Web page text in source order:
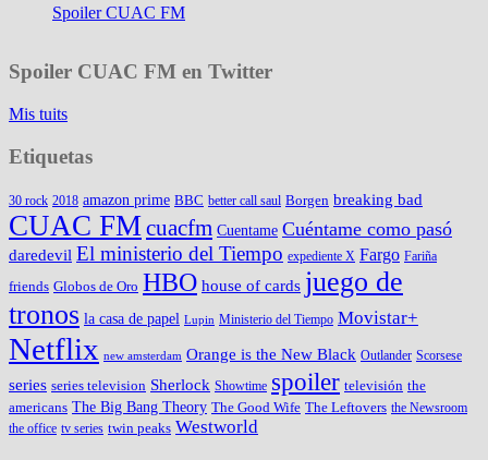
Spoiler CUAC FM
Spoiler CUAC FM en Twitter
Mis tuits
Etiquetas
30 rock 2018 amazon prime BBC better call saul Borgen breaking bad
CUAC FMcuacfm Cuentame Cuéntame como pasó
daredevil El ministerio del Tiempo expediente X Fargo Fariña
friends Globos de Oro HBO house of cards juego de
tronos la casa de papel Lupin Ministerio del Tiempo Movistar+
Netflix new amsterdam Orange is the New Black Outlander Scorsese
series series television Sherlock Showtime spoiler televisión the
americans The Big Bang Theory The Good Wife The Leftovers the Newsroom
the office tv series twin peaks Westworld